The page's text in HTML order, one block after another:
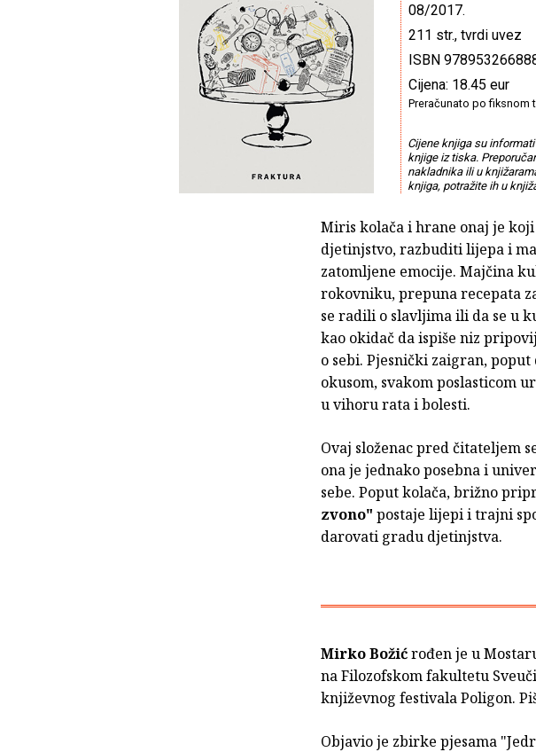
08/2017.
211 str., tvrdi uvez
ISBN
Cijena: 18.45 eur
Preračunato po fiksnom
Cijene knjiga su
knjige iz tiska.
nakladnika ili u
knjiga, potražite ih u
Miris kolača i hrane onaj je koji
djetinjstvo, razbuditi lijepa i
zatomljene emocije. Majčina
rokovniku, prepuna recepata
se radili o slavljima ili da se u
kao okidač da ispiše niz
o sebi. Pjesnički zaigran,
okusom, svakom poslasticom
u vihoru rata i bolesti.
Ovaj složenac pred čitateljem
ona je jednako posebna i
sebe. Poput kolača, brižno
zvono" postaje lijepi i trajni
darovati gradu djetinjstva.
Mirko Božićrođen je u
na Filozofskom fakultetu
književnog festivala Poligon.
Objavio je zbirke pjesama